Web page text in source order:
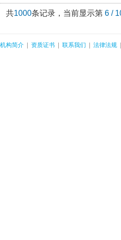
共1000条记录，当前显示第 6 /
机构简介 资质证书 联系我们 法律法规